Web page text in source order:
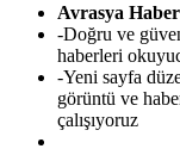
Avrasya
-Doğru ve
haberleri
-Yeni sayfa
görüntü ve
çalışıyoruz